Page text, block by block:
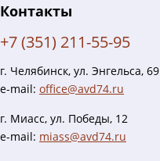
Контакты
+7 (351) 211-55-95
г. Челябинск, ул. Энгельса, 69
e-mail: office@avd74.ru
г. Миасс, ул. Победы, 12
e-mail: miass@avd74.ru